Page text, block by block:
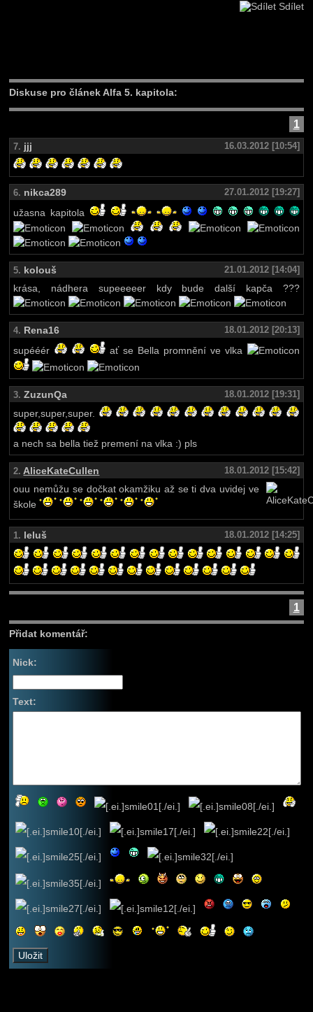
Sdílet
Diskuse pro článek Alfa 5. kapitola:
1
7. jjj 16.03.2012 [10:54]
6. nikca289
27.01.2012 [19:27]
užasna kapitola
5. kolouš
21.01.2012 [14:04]
krása, nádhera supeeeeer kdy bude další kapča ???
4. Rena16
18.01.2012 [20:13]
supééér
ať se Bella promnění ve vlka
3. ZuzunQa
18.01.2012 [19:31]
super,super,super.
a nech sa bella tiež premení na vlka :) pls
2. AliceKateCullen
18.01.2012 [15:42]
ouu nemůžu se dočkat okamžiku až se ti dva uvidej ve
škole
1. leluš 18.01.2012 [14:25]
1
Přidat komentář:
Nick:
Text: